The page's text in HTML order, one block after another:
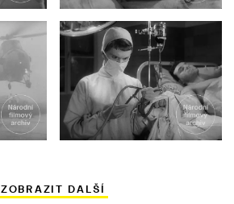
ZOBRAZIT DALŠÍ